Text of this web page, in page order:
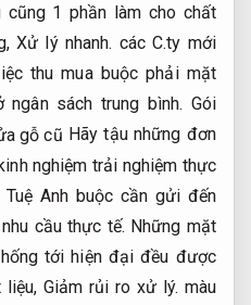
1 phần làm cho chất
Xử lý nhanh. các C.ty mới
thu mua buộc phải mặt
sách trung bình. Gói
Hãy tậu những đơn
nghiệm trải nghiệm thực
Anh buộc cần gửi đến
cầu thực tế. Những mặt
tới hiện đại đều được
liệu,Giảm rủi ro xử lý. màu